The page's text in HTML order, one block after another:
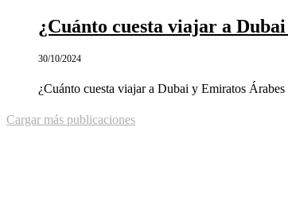
¿Cuánto cuesta viajar a
30/10/2024
¿Cuánto cuesta viajar a Dubai y Emiratos
Cargar más publicaciones